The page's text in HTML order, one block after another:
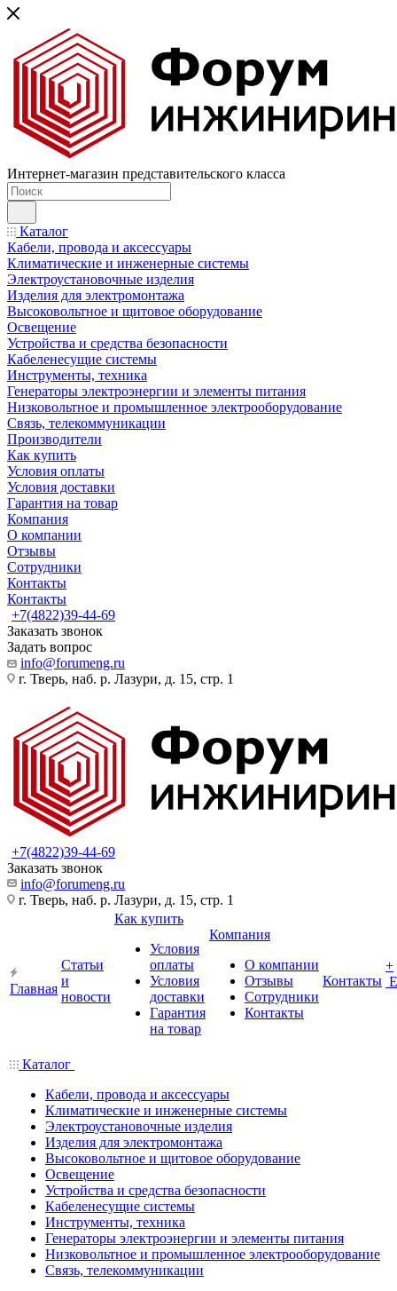
Интернет-магазин представительского класса
Каталог
Кабели, провода и аксессуары
Климатические и инженерные системы
Электроустановочные изделия
Изделия для электромонтажа
Высоковольтное и щитовое оборудование
Освещение
Устройства и средства безопасности
Кабеленесущие системы
Инструменты, техника
Генераторы электроэнергии и элементы питания
Низковольтное и промышленное электрооборудование
Связь, телекоммуникации
Производители
Как купить
Условия оплаты
Условия доставки
Гарантия на товар
Компания
О компании
Отзывы
Сотрудники
Контакты
Контакты
+7(4822)39-44-69
Заказать звонок
Задать вопрос
info@forumeng.ru
г. Тверь, наб. р. Лазури, д. 15, стр. 1
+7(4822)39-44-69
Заказать звонок
info@forumeng.ru
г. Тверь, наб. р. Лазури, д. 15, стр. 1
Главная
Статьи
и
новости
Как купить
Условия
оплаты
Условия
доставки
Гарантия
на товар
Компания
О компании
Отзывы
Сотрудники
Контакты
Контакты
+
Каталог
Кабели, провода и аксессуары
Климатические и инженерные системы
Электроустановочные изделия
Изделия для электромонтажа
Высоковольтное и щитовое оборудование
Освещение
Устройства и средства безопасности
Кабеленесущие системы
Инструменты, техника
Генераторы электроэнергии и элементы питания
Низковольтное и промышленное электрооборудование
Связь, телекоммуникации